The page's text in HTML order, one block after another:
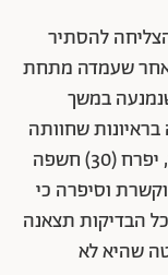
להסתיר
שעמדה מתחת
במשך
שחוותה
תקופה מורכבת בחייה שכללה גם דיכאון, יפרח (30) חשפה
וסיפרה כי
הבדיקות תצאנה
שהיא לא